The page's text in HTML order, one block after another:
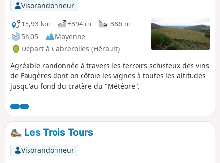
Visorandonneur
13,93 km
+394 m
-386 m
5h 05
Moyenne
Départ à Cabrerolles (Hérault)
Agréable randonnée à travers les terroirs schisteux des vins
de Faugères dont on côtoie les vignes à toutes les altitudes
jusqu'au fond du cratère du "Météore".
Les Trois Tours
Visorandonneur